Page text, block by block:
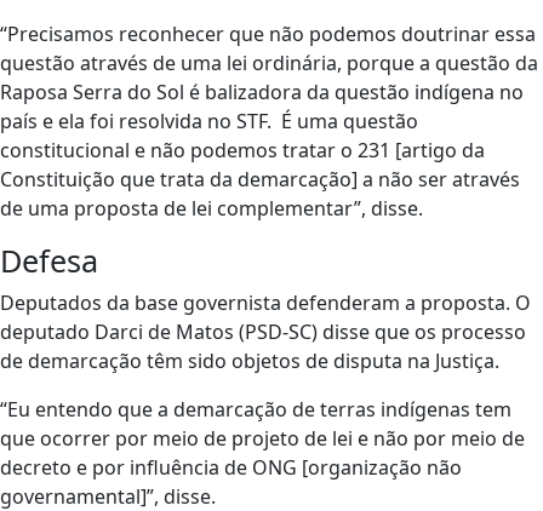
“Precisamos reconhecer que não podemos doutrinar essa
questão através de uma lei ordinária, porque a questão da
Raposa Serra do Sol é balizadora da questão indígena no
país e ela foi resolvida no STF. É uma questão
constitucional e não podemos tratar o 231 [artigo da
Constituição que trata da demarcação] a não ser através
de uma proposta de lei complementar”, disse.
Defesa
Deputados da base governista defenderam a proposta. O
deputado Darci de Matos (PSD-SC) disse que os processo
de demarcação têm sido objetos de disputa na Justiça.
“Eu entendo que a demarcação de terras indígenas tem
que ocorrer por meio de projeto de lei e não por meio de
decreto e por influência de ONG [organização não
governamental]”, disse.